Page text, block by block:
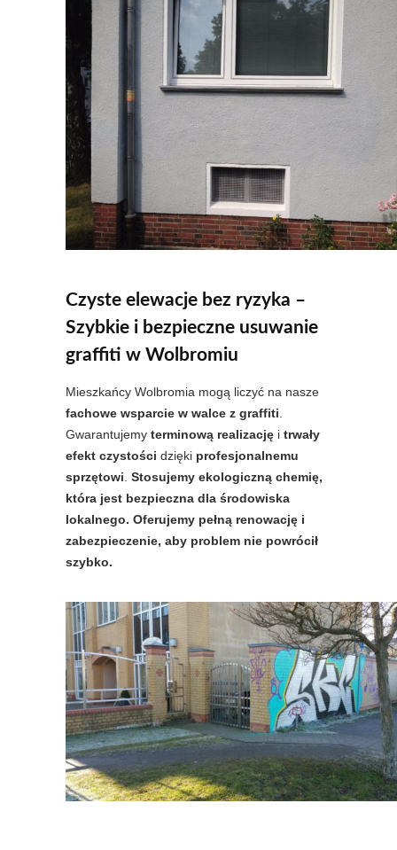
Czyste elewacje bez ryzyka –
Szybkie i bezpieczne usuwanie
graffiti w Wolbromiu
Mieszkańcy Wolbromia mogą liczyć na nasze
fachowe wsparcie w walce z graffiti
Gwarantujemy terminową realizację i trwały
efekt czystości dzięki profesjonalnemu
sprzętowi Stosujemy ekologiczną chemię,
która jest bezpieczna dla środowiska
lokalnego. Oferujemy pełną renowację i
zabezpieczenie, aby problem nie powrócił
szybko.